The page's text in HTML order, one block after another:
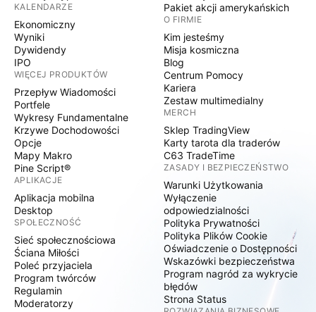
KALENDARZE
Ekonomiczny
Wyniki
Dywidendy
IPO
WIĘCEJ PRODUKTÓW
Przepływ Wiadomości
Portfele
Wykresy Fundamentalne
Krzywe Dochodowości
Opcje
Mapy Makro
Pine Script®
APLIKACJE
Aplikacja mobilna
Desktop
SPOŁECZNOŚĆ
Sieć społecznościowa
Ściana Miłości
Poleć przyjaciela
Program twórców
Regulamin
Moderatorzy
Pakiet akcji amerykańskich
O FIRMIE
Kim jesteśmy
Misja kosmiczna
Blog
Centrum Pomocy
Kariera
Zestaw multimedialny
MERCH
Sklep TradingView
Karty tarota dla traderów
C63 TradeTime
ZASADY I BEZPIECZEŃSTWO
Warunki Użytkowania
Wyłączenie
odpowiedzialności
Polityka Prywatności
Polityka Plików Cookie
Oświadczenie o Dostępności
Wskazówki bezpieczeństwa
Program nagród za wykrycie
błędów
Strona Status